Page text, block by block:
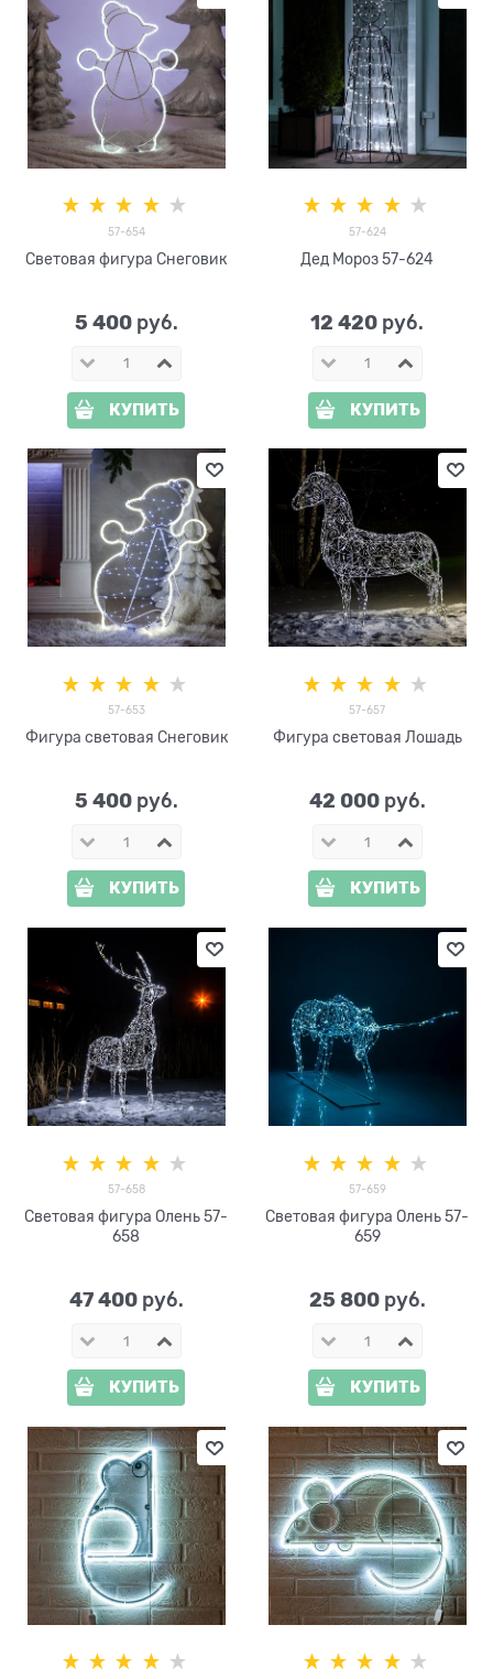
57-654
Световая фигура Снеговик
5 400 руб.
КУПИТЬ
57-624
Дед Мороз 57-624
12 420 руб.
КУПИТЬ
57-653
Фигура световая Снеговик
5 400 руб.
КУПИТЬ
57-657
Фигура световая Лошадь
42 000 руб.
КУПИТЬ
57-658
Световая фигура Олень 57-
658
47 400 руб.
КУПИТЬ
57-659
Световая фигура Олень 57-
659
25 800 руб.
КУПИТЬ